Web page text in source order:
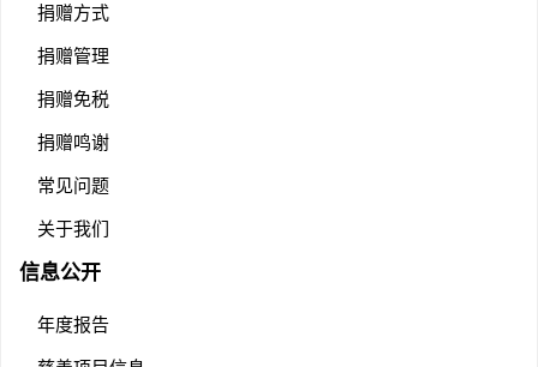
捐赠方式
捐赠管理
捐赠免税
捐赠鸣谢
常见问题
关于我们
信息公开
年度报告